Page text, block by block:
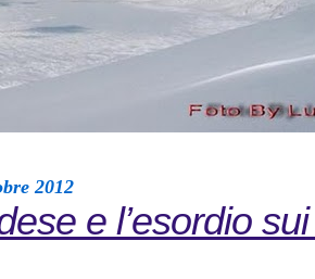
2012
e l’esordio